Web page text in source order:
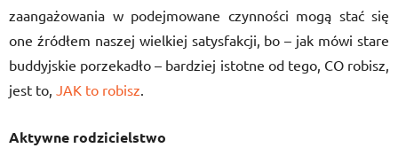
zaangażowania w podejmowane czynności mogą stać się
one źródłem naszej wielkiej satysfakcji, bo – jak mówi stare
buddyjskie porzekadło – bardziej istotne od tego, CO robisz,
jest to, JAK to robisz.
Aktywne rodzicielstwo